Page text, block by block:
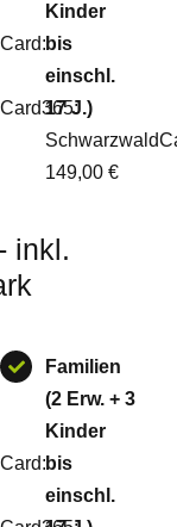
Kinder
bis
einschl.
17 J.)
149,00 €
inkl.
Familien
(2 Erw. + 3
Kinder
bis
einschl.